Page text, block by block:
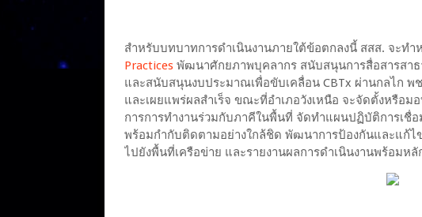
สำหรับบทบาทการดำเนินงานภายใต้ข้อตกลงนี้ สสส. จะท
Practices พัฒนาศักยภาพบุคลากร สนับสนุนการสื่อสารสา
และสนับสนุนงบประมาณเพื่อขับเคลื่อน CBTx ผ่านกลไก
และเผยแพร่ผลสำเร็จ ขณะที่อำเภอวังเหนือ จะจัดตั้งหรือ
การการทำงานร่วมกับภาคีในพื้นที่ จัดทำแผนปฏิบัติการเ
พร้อมกำกับติดตามอย่างใกล้ชิด พัฒนาการป้องกันและแก้
ไปยังพื้นที่เครือข่าย และรายงานผลการดำเนินงานพร้อมห